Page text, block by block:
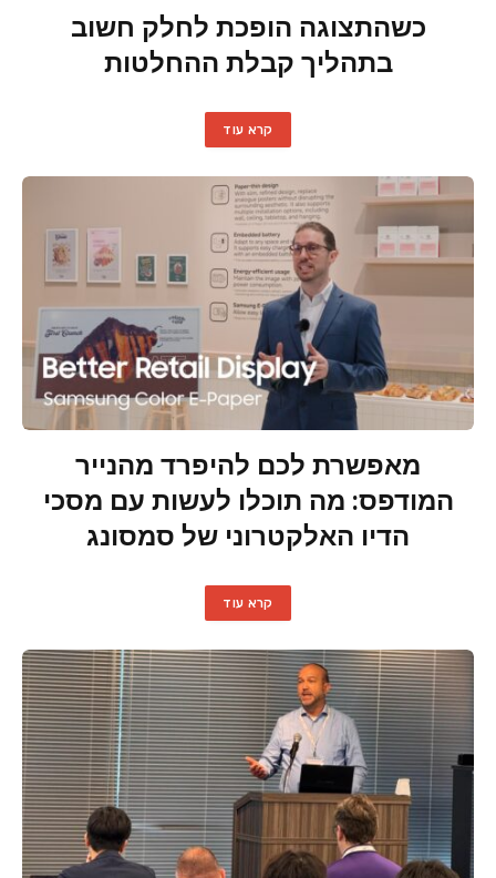
כשהתצוגה הופכת לחלק חשוב
בתהליך קבלת ההחלטות
קרא עוד
מאפשרת לכם להיפרד מהנייר
המודפס: מה תוכלו לעשות עם מסכי
הדיו האלקטרוני של סמסונג
קרא עוד